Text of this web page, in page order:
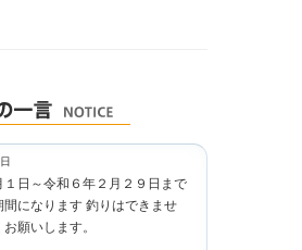
１日～令和６年２月２９日まで
間になります 釣りはできませ
願いします。